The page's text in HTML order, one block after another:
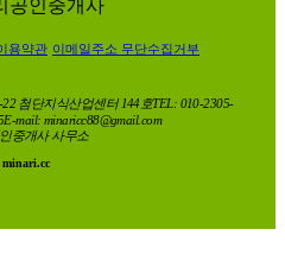
용약관 이메일주소 무단수집거부
첨단지식산업센터 144호TEL: 010-2305-
E-mail: minaricc88@gmail.com
중개사 사무소
minari.cc